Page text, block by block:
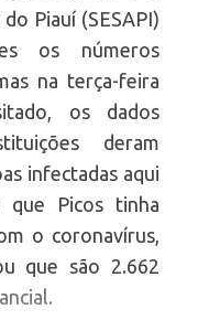
Piauí (SESAPI)
os números
na terça-feira
os dados
deram
infectadas aqui
que Picos tinha
o coronavírus,
que são 2.662